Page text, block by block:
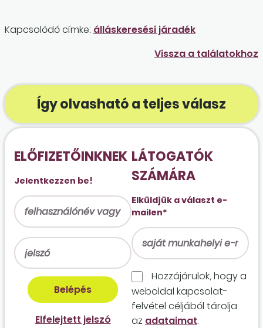
Kapcsolódó címke: álláskeresési járadék
Vissza a találatokhoz
Így olvasható a teljes válasz
ELŐFIZETŐINKNEK
Jelentkezzen be!
Elfelejtett jelszó
LÁTOGATÓK
SZÁMÁRA
Elküldjük a választ e-
mailen*
Hozzájárulok, hogy a
weboldal kapcso­lat­
felvétel céljából tárolja
az adataimat.